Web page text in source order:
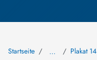
Startseite … Plakat 14